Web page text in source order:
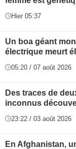
Hier 05:37
Un boa géant
électrique meurt
05:20 / 07 août 2026
Des traces de
inconnus
23:22 / 03 août 2026
En Afghanistan,